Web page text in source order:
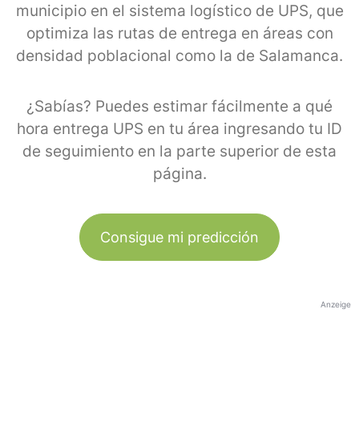
municipio en el sistema logístico de UPS, que
optimiza las rutas de entrega en áreas con
densidad poblacional como la de Salamanca.
¿Sabías? Puedes estimar fácilmente a qué
hora entrega UPS en tu área ingresando tu ID
de seguimiento en la parte superior de esta
página.
Consigue mi predicción
Anzeige